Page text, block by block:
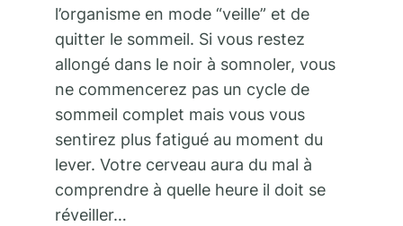
l’organisme en mode “veille” et de
quitter le sommeil. Si vous restez
allongé dans le noir à somnoler, vous
ne commencerez pas un cycle de
sommeil complet mais vous vous
sentirez plus fatigué au moment du
lever. Votre cerveau aura du mal à
comprendre à quelle heure il doit se
réveiller…